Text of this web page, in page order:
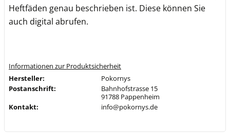
Heftfäden genau beschrieben ist. Diese können Sie
auch digital abrufen.
Informationen zur Produktsicherheit
Hersteller:
Pokornys
Postanschrift:
Bahnhofstrasse 15
91788 Pappenheim
Kontakt:
info@pokornys.de